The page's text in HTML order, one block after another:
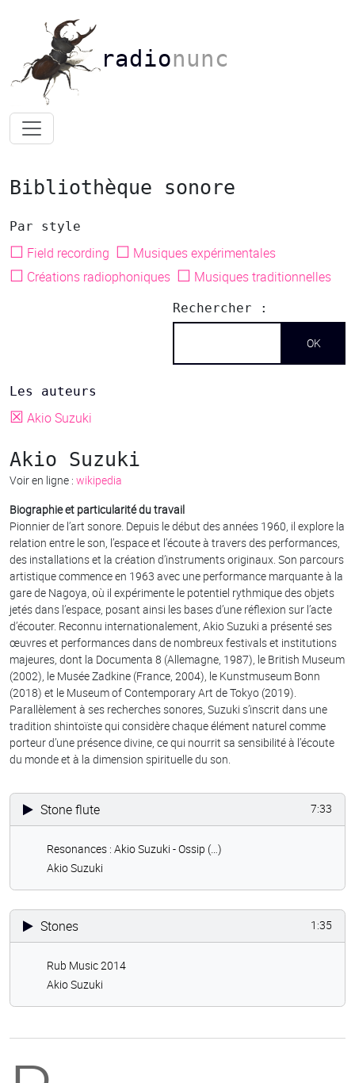
radionunc
Bibliothèque sonore
Par style
☐ Field recording ☐ Musiques expérimentales
☐ Créations radiophoniques ☐ Musiques traditionnelles
Rechercher :
Les auteurs
☒ Akio Suzuki
Akio Suzuki
Voir en ligne : wikipedia
Biographie et particularité du travail
Pionnier de l’art sonore. Depuis le début des années 1960, il explore la
relation entre le son, l’espace et l’écoute à travers des performances,
des installations et la création d’instruments originaux. Son parcours
artistique commence en 1963 avec une performance marquante à la
gare de Nagoya, où il expérimente le potentiel rythmique des objets
jetés dans l’espace, posant ainsi les bases d’une réflexion sur l’acte
d’écouter. Reconnu internationalement, Akio Suzuki a présenté ses
œuvres et performances dans de nombreux festivals et institutions
majeures, dont la Documenta 8 (Allemagne, 1987), le British Museum
(2002), le Musée Zadkine (France, 2004), le Kunstmuseum Bonn
(2018) et le Museum of Contemporary Art de Tokyo (2019).
Parallèlement à ses recherches sonores, Suzuki s’inscrit dans une
tradition shintoïste qui considère chaque élément naturel comme
porteur d’une présence divine, ce qui nourrit sa sensibilité à l’écoute
du monde et à la dimension spirituelle du son.
Stone flute 7:33
Resonances : Akio Suzuki - Ossip (…)
Akio Suzuki
Stones 1:35
Rub Music 2014
Akio Suzuki